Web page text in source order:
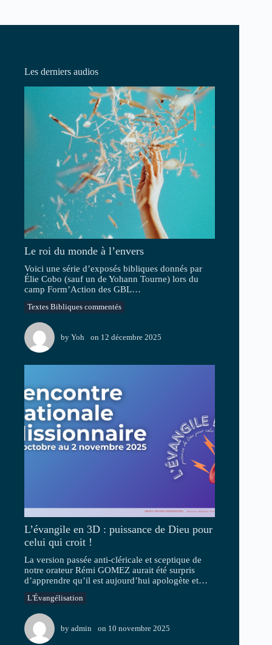
Les derniers audios
Le roi du monde à l’envers
Textes Bibliques commentés
Voici une série d’exposés bibliques donnés par
Élie Cobo (sauf un de Yohann Tourne) lors du
camp Form’Action des GBL…
by Yoh on 12 décembre 2025
L’évangile en 3D : puissance de Dieu pour
celui qui croit !
L'Évangélisation
La version passée anti-cléricale et sceptique de
notre orateur Rémi GOMEZ aurait été surpris
d’apprendre qu’il est aujourd’hui apologète et…
by admin on 10 novembre 2025